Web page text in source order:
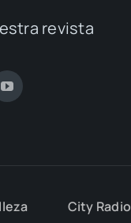
revis­ta
City Radio